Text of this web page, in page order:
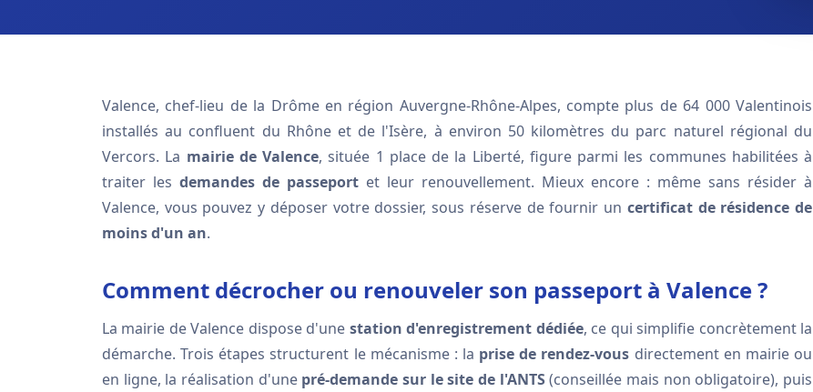
Valence, chef-lieu de la Drôme en région Auvergne-Rhône-Alpes, compte plus de 64 000 Valentinois
installés au confluent du Rhône et de l'Isère, à environ 50 kilomètres du parc naturel régional du
Vercors. La mairie de Valence, située 1 place de la Liberté, figure parmi les communes habilitées à
traiter les demandes de passeport et leur renouvellement. Mieux encore : même sans résider à
Valence, vous pouvez y déposer votre dossier, sous réserve de fournir un certificat de résidence de
moins d'un an.
Comment décrocher ou renouveler son passeport à Valence ?
La mairie de Valence dispose d'une station d'enregistrement dédiée, ce qui simplifie concrètement la
démarche. Trois étapes structurent le mécanisme : la prise de rendez-vous directement en mairie ou
en ligne, la réalisation d'une pré-demande sur le site de l'ANTS(conseillée mais non obligatoire), puis